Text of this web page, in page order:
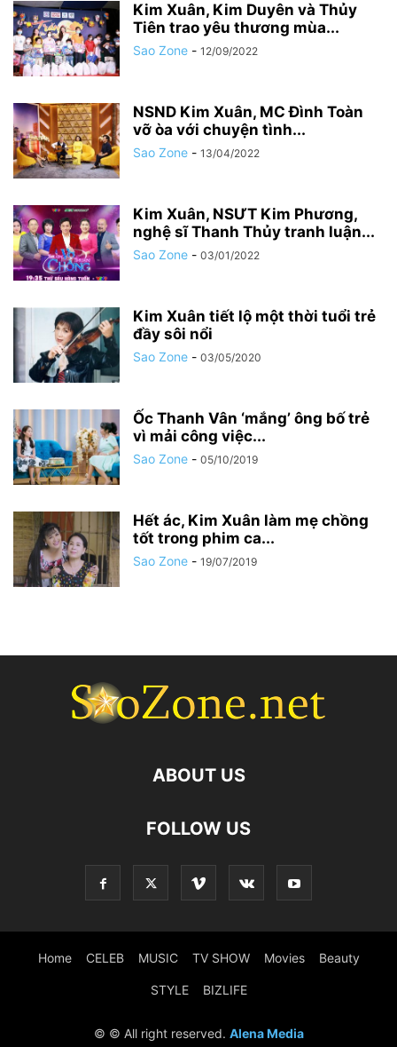
Kim Xuân, Kim Duyên và Thủy
Tiên trao yêu thương mùa...
Sao Zone - 12/09/2022
NSND Kim Xuân, MC Đình Toàn
vỡ òa với chuyện tình...
Sao Zone - 13/04/2022
Kim Xuân, NSƯT Kim Phương,
nghệ sĩ Thanh Thủy tranh luận...
Sao Zone - 03/01/2022
Kim Xuân tiết lộ một thời tuổi trẻ
đầy sôi nổi
Sao Zone - 03/05/2020
Ốc Thanh Vân ‘mắng’ ông bố trẻ
vì mải công việc...
Sao Zone - 05/10/2019
Hết ác, Kim Xuân làm mẹ chồng
tốt trong phim ca...
Sao Zone - 19/07/2019
ABOUT US
FOLLOW US
Home CELEB MUSIC TV SHOW Movies Beauty
STYLE BIZLIFE
© © All right reserved. Alena Media